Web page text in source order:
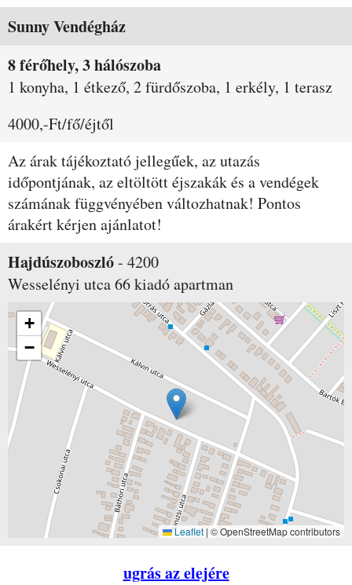
Szobák és árak
Sunny Vendégház
8 férőhely, 3 hálószoba
1 konyha, 1 étkező, 2 fürdőszoba, 1 erkély, 1 terasz
4000,-Ft/fő/éjtől
Az árak tájékoztató jellegűek, az utazás
időpontjának, az eltöltött éjszakák és a vendégek
számának függvényében változhatnak! Pontos
árakért kérjen ajánlatot!
Hajdúszoboszló- 4200
Wesselényi utca 66kiadó apartman
+
−
Leaflet | © OpenStreetMap contributors
ugrás az elejére